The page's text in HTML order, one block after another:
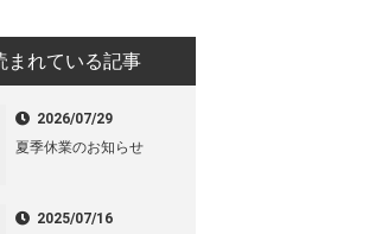
まれている記事
2026/07/29
夏季休業のお知らせ
2025/07/16